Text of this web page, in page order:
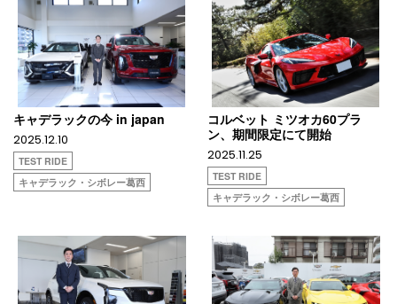
キャデラックの今 in japan
2025.12.10
TEST RIDE
キャデラック・シボレー葛西
コルベット ミツオカ60プラ
ン、期間限定にて開始
2025.11.25
TEST RIDE
キャデラック・シボレー葛西